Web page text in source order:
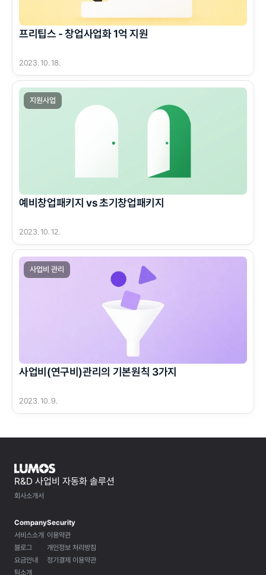
프리팁스 - 창업사업화 1억 지원
2023. 10. 18.
지원사업
예비창업패키지 vs 초기창업패키지
2023. 10. 12.
사업비 관리
사업비(연구비)관리의 기본원칙 3가지
2023. 10. 9.
R&D 사업비 자동화 솔루션
회사소개서
Company
서비스소개
블로그
요금안내
팀소개
Security
이용약관
개인정보 처리방침
정기결제 이용약관